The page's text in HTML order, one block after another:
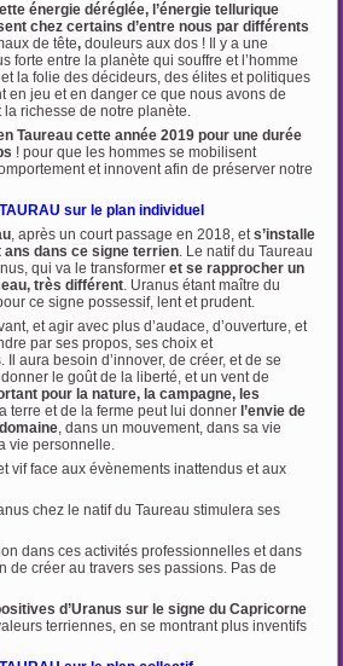
énergie déréglée, l’énergie tellurique
chez certains d’entre nous par différents
de tête,douleurs aux dos !
Il y a une
forte entre la planète qui souffre et l’homme
la folie des décideurs, des élites et politiques
en jeu et en danger ce que nous avons de
richesse de notre planète.
Taureau cette année 2019 pour une durée
! pour que les hommes se mobilisent
et innovent afin de préserver notre
sur le plan individuel
, après un court passage en 2018, ets’installe
ans dans ce signe terrien. Le natif du Taureau
qui va le transformeret se rapprocher un
très différent. Uranus étant maître du
ce signe possessif, lent et prudent.
et agir avec plus d’audace, d’ouverture, et
par ses propos, ses choix et
aura besoin d’innover, de créer, et de se
le goût de la liberté, et un vent de
pour la nature, la campagne, les
terre et de la ferme peut lui donner l’envie de
, dans un mouvement, dans sa vie
vie personnelle.
vif face aux évènements inattendus et aux
chez le natif du Taureau stimulera ses
dans ces activités professionnelles et dans
de créer au travers ses passions. Pas de
d’Uranus sur le signe du Capricorne
terriennes, en se montrant plus inventifs